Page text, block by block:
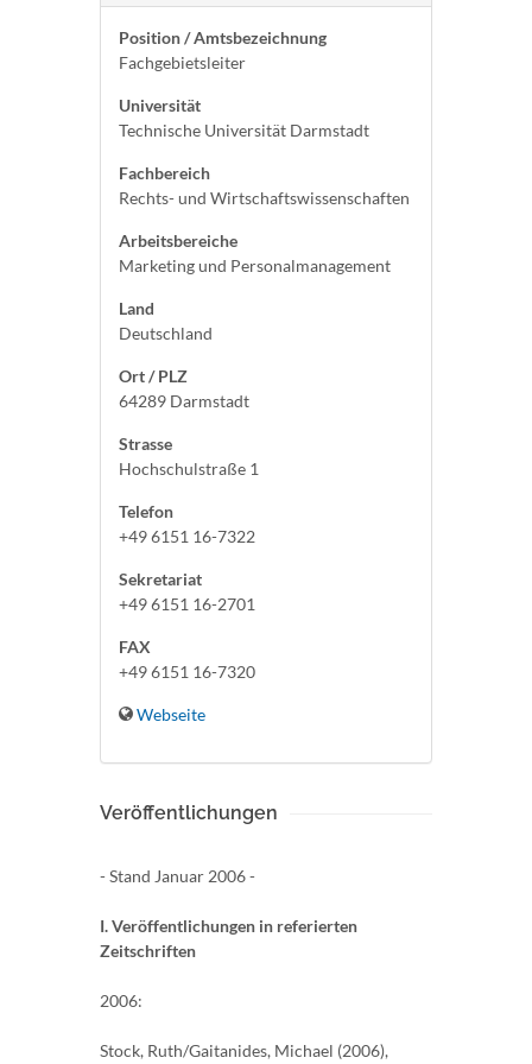
Position / Amtsbezeichnung
Fachgebietsleiter
Universität
Technische Universität Darmstadt
Fachbereich
Rechts- und Wirtschaftswissenschaften
Arbeitsbereiche
Marketing und Personalmanagement
Land
Deutschland
Ort / PLZ
64289 Darmstadt
Strasse
Hochschulstraße 1
Telefon
+49 6151 16-7322
Sekretariat
+49 6151 16-2701
FAX
+49 6151 16-7320
Webseite
Veröffentlichungen
- Stand Januar 2006 -
I. Veröffentlichungen in referierten
Zeitschriften
2006:
Stock, Ruth/Gaitanides, Michael (2006),